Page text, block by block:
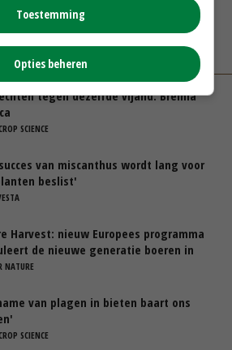
tegen dezelfde vijand: Bremia
SCIENCE
van miscanthus wordt lang voor
beslist'
Harvest: nieuw Europees programma
de nieuwe generatie boeren in
NATURE
van plagen in bieten baart ons
SCIENCE
Toestemming
Opties beheren